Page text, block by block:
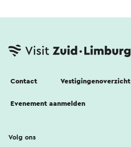
Contact Vestigingenoverzicht
Evenement aanmelden
Volg ons